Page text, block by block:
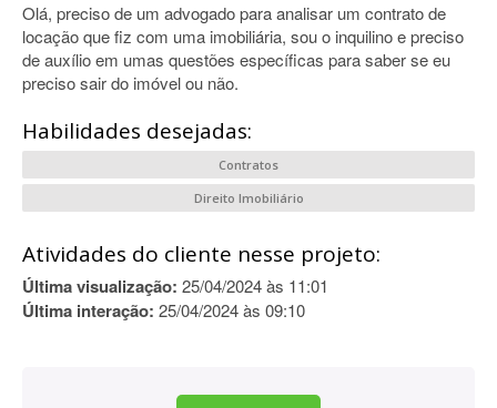
Olá, preciso de um advogado para analisar um contrato de
locação que fiz com uma imobiliária, sou o inquilino e preciso
de auxílio em umas questões específicas para saber se eu
preciso sair do imóvel ou não.
Habilidades desejadas:
Contratos
Direito Imobiliário
Atividades do cliente nesse projeto:
Última visualização: 25/04/2024 às 11:01
Última interação: 25/04/2024 às 09:10